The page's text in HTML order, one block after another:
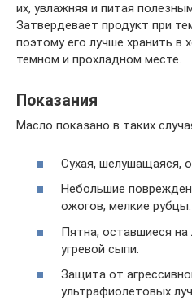
их, увлажняя и питая
Затвердевает продукт при
поэтому его лучше хранить в
темном и прохладном месте.
Показания
Масло показано в таких
Сухая, шелушащаяся,
Небольшие
ожогов, мелкие рубцы.
Пятна, оставшиеся
угревой сыпи.
Защита от
ультрафиолетовых